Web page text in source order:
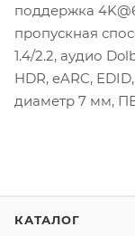
поддержка
пропускная
1.4/2.2, аудио
HDR, eARC,
диаметр 7 мм,
КАТАЛОГ